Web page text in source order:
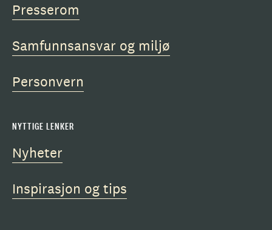
Presserom
Samfunnsansvar og miljø
Personvern
NYTTIGE LENKER
Nyheter
Inspirasjon og tips